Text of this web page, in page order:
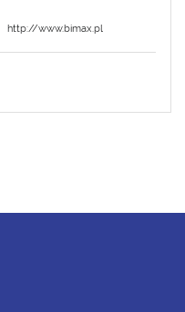
http://www.bimax.pl